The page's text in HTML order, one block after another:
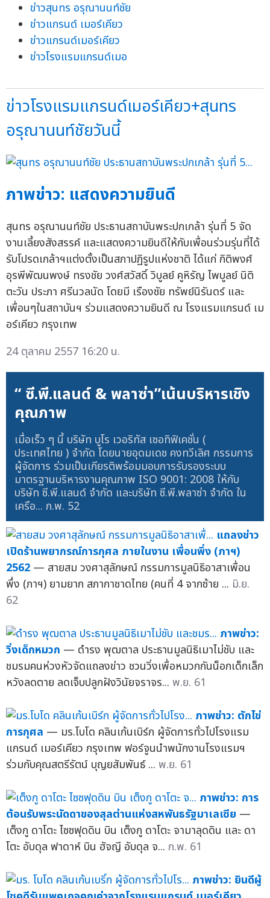
ข่าวสุนทร อรุณานนท์ชัย
ข่าวแกรนด์ เมอร์เคียว
ข่าวแกรนด์เมอร์เคียว
ข่าวโรงแรมแกรนด์เมอ
ข่าวโรงแรมแกรนด์เมอร์เคียว+สุนทร
อรุณานนท์ชัยวันนี้
ภาพข่าว: แสดงความยินดี
สุนทร อรุณานนท์ชัย ประธานสถาบันพระปกเกล้า รุ่นที่ 5 จัด
งานเลี้ยงสังสรรค์ และแสดงความยินดีให้กับเพื่อนร่วมรุ่นที่ได้
รับโปรดเกล้าฯแต่งตั้งเป็นสภาปฏิรูปแห่งชาติ ได้แก่ กิติพงศ์
อุรพีพัฒนพงษ์ ทรงชัย วงศ์สวัสดิ์ วิบูลย์ คูหิรัญ ไพบูลย์ นิติ
ตะวัน ประภา ศรีนวลนัด โดยมี เรืองชัย ทรัพย์นิรันดร์ และ
เพื่อนๆในสถาบันฯ ร่วมแสดงความยินดี ณ โรงแรมแกรนด์ เม
อร์เคียว กรุงเทพ
24 ตุลาคม 2557 16:20 น.
“ ซี.พี.แลนด์ & พลาซ่า”เน้นบริหารเชิง
คุณภาพ
เมื่อเร็ว ๆ นี้ บริษัท บูโร เวอริทัส เซอทิฟิเคชั่น (
ประเทศไทย ) จำกัด โดยนายอุดมเดช คงทวีเลิศ กรรมการ
ผู้จัดการ ร่วมเป็นเกียรติพร้อมมอบการรับรองระบบ
มาตรฐานบริหารงานคุณภาพ ISO 9001: 2008 ให้กับ
บริษัท ซี.พี.แลนด์ จำกัด และบริษัท ซี.พี.พลาซ่า จำกัด ใน
เครือ... ก.พ. 52
แถลงข่าว
เปิดร้านพยากรณ์การกุศล ภายในงาน เพื่อนพึ่ง (ภาฯ)
2562 — สายสม วงศาสุลักษณ์ กรรมการมูลนิธิอาสาเพื่อน
พึ่ง (ภาฯ) ยามยาก สภากาชาดไทย (คนที่ 4 จากซ้าย ... มิ.ย.
62
ภาพข่าว:
วิ่งเด็กหมวก — ดำรง พุฒตาล ประธานมูลนิธิเมาไม่ชับ และ
ชมรมคนห่วงหัวจัดแถลงข่าว ชวนวิ่งเพื่อหมวกกันน็อกเด็กเล็ก
หวังลดตาย ลดเจ็บปลูกฝังวินัยจราจร... พ.ย. 61
ภาพข่าว: ตักไข่
การกุศล — มร.โบโด คลินเก้นเบิร์ก ผู้จัดการทั่วไปโรงแรม
แกรนด์ เมอร์เคียว กรุงเทพ ฟอร์จูนนำพนักงานโรงแรมฯ
ร่วมกับคุณสตรีรัตน์ บุญยสัมพันธ์ ... พ.ย. 61
ภาพข่าว: การ
ต้อนรับพระนัดดาของสุลต่านแห่งสหพันธรัฐมาเลเซีย —
เต็งกู ดาโตะ ไซซฟุดดิน บิน เต็งกู ดาโตะ จามาลุดดิน และ ดา
โตะ อับดุล ฟาดาห์ บิน ฮัจญี อับดุล จ... ก.พ. 61
ภาพข่าว: ยินดีผู้